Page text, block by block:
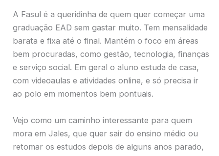
A Fasul é a queridinha de quem quer começar uma
graduação EAD sem gastar muito. Tem mensalidade
barata e fixa até o final. Mantém o foco em áreas
bem procuradas, como gestão, tecnologia, finanças
e serviço social. Em geral o aluno estuda de casa,
com videoaulas e atividades online, e só precisa ir
ao polo em momentos bem pontuais.
Vejo como um caminho interessante para quem
mora em Jales, que quer sair do ensino médio ou
retomar os estudos depois de alguns anos parado,